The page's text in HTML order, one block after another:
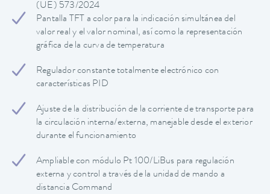
(UE) 573/2024
Pantalla TFT a color para la indicación simultánea del
valor real y el valor nominal, así como la representación
gráfica de la curva de temperatura
Regulador constante totalmente electrónico con
características PID
Ajuste de la distribución de la corriente de transporte para
la circulación interna/externa, manejable desde el exterior
durante el funcionamiento
Ampliable con módulo Pt 100/LiBus para regulación
externa y control a través de la unidad de mando a
distancia Command